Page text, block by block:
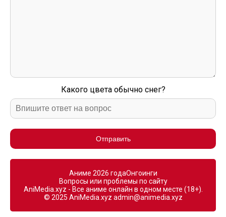
Какого цвета обычно снег?
Отправить
Аниме 2026 годаОнгоинги
Вопросы или проблемы по сайту
AniMedia.xyz - Все аниме онлайн в одном месте (18+).
© 2025 AniMedia.xyz admin@animedia.xyz